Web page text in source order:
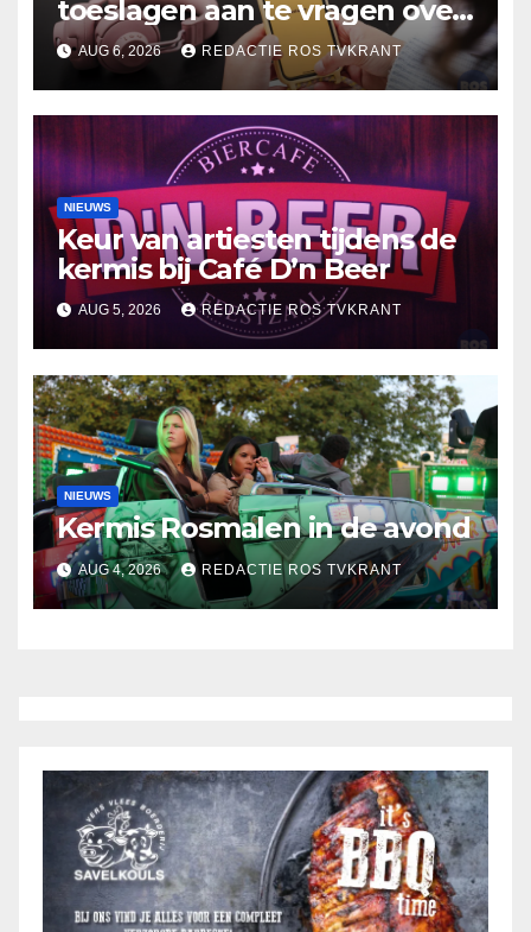
toeslagen aan te vragen over
2025
AUG 6, 2026 REDACTIE ROS TVKRANT
NIEUWS
Keur van artiesten tijdens de
kermis bij Café D’n Beer
AUG 5, 2026 REDACTIE ROS TVKRANT
NIEUWS
Kermis Rosmalen in de avond
AUG 4, 2026 REDACTIE ROS TVKRANT